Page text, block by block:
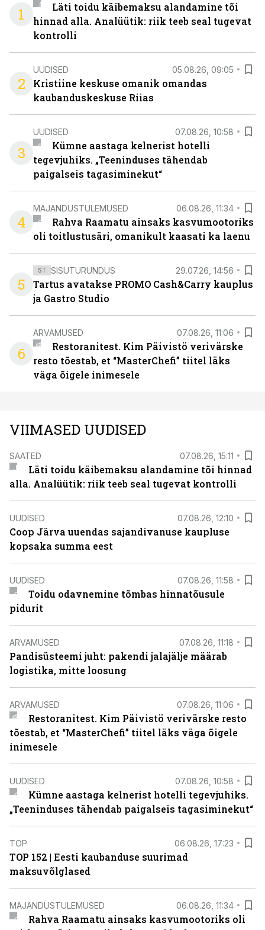
1
Läti toidu käibemaksu alandamine tõi
hinnad alla. Analüütik: riik teeb seal tugevat
kontrolli
2
UUDISED 05.08.26, 09:05
Kristiine keskuse omanik omandas
kaubanduskeskuse Riias
3
UUDISED 07.08.26, 10:58
Kümne aastaga kelnerist hotelli
tegevjuhiks. „Teeninduses tähendab
paigalseis tagasiminekut“
4
MAJANDUSTULEMUSED 06.08.26, 11:34
Rahva Raamatu ainsaks kasvumootoriks
oli toitlustusäri, omanikult kaasati ka laenu
5
ST SISUTURUNDUS 29.07.26, 14:56
Tartus avatakse PROMO Cash&Carry kauplus
ja Gastro Studio
6
ARVAMUSED 07.08.26, 11:06
Restoranitest. Kim Päivistö verivärske
resto tõestab, et “MasterChefi” tiitel läks
väga õigele inimesele
VIIMASED UUDISED
SAATED 07.08.26, 15:11
Läti toidu käibemaksu alandamine tõi hinnad
alla. Analüütik: riik teeb seal tugevat kontrolli
UUDISED 07.08.26, 12:10
Coop Järva uuendas sajandivanuse kaupluse
kopsaka summa eest
UUDISED 07.08.26, 11:58
Toidu odavnemine tõmbas hinnatõusule
pidurit
ARVAMUSED 07.08.26, 11:18
Pandisüsteemi juht: pakendi jalajälje määrab
logistika, mitte loosung
ARVAMUSED 07.08.26, 11:06
Restoranitest. Kim Päivistö verivärske resto
tõestab, et “MasterChefi” tiitel läks väga õigele
inimesele
UUDISED 07.08.26, 10:58
Kümne aastaga kelnerist hotelli tegevjuhiks.
„Teeninduses tähendab paigalseis tagasiminekut“
TOP 06.08.26, 17:23
TOP 152 | Eesti kaubanduse suurimad
maksuvõlglased
MAJANDUSTULEMUSED 06.08.26, 11:34
Rahva Raamatu ainsaks kasvumootoriks oli